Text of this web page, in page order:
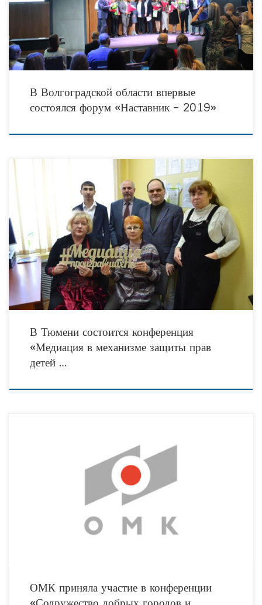
Фонда президентских грантов и совместно с комитетом по труду и
В Волгоградской области впервые
состоялся форум «Наставник – 2019»
27 ноября 2019 года в нашем городе в рамках реализации социального проекта
«Сохраним Семью Сами: бесплатная медиативная помощь в семейно-правовых
конфликтах», поддержанного Фондом президентских грантов
В Тюмени состоится конференция
«Медиация в механизме защиты прав
детей …
Объединенная металлургическая компания (АО «ОМК», г. Москва) поделилась
опытом реализации КСО-программ в рамках круглого стола «Развитие
территорий и местных сообществ: удачные современные практики бизнеса и
ОМК приняла участие в конференции